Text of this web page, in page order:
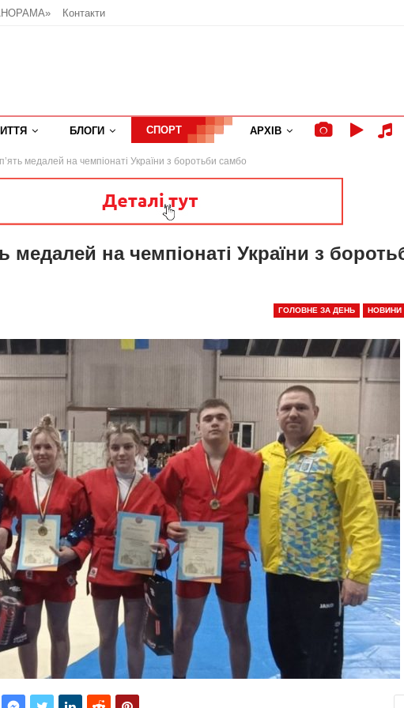
Контакти
БЛОГИ СПОРТ АРХІВ
медалей на чемпіонаті України з боротьби самбо
на чемпіонаті України з
ГОЛОВНЕ ЗА ДЕНЬ НОВИНИ